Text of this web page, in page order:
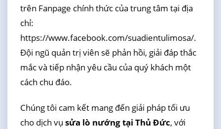
trên Fanpage chính thức của trung tâm tại địa
chỉ:
https://www.facebook.com/suadientulimosa/.
Đội ngũ quản trị viên sẽ phản hồi, giải đáp thắc
mắc và tiếp nhận yêu cầu của quý khách một
cách chu đáo.
Chúng tôi cam kết mang đến giải pháp tối ưu
cho dịch vụ sửa lò nướng tại Thủ Đức, với